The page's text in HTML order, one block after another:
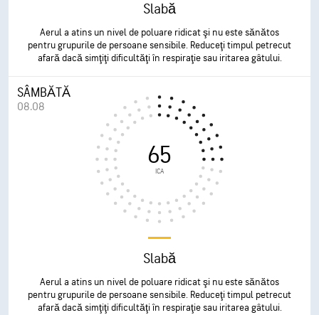
Slabă
Aerul a atins un nivel de poluare ridicat şi nu este sănătos
pentru grupurile de persoane sensibile. Reduceţi timpul petrecut
afară dacă simţiţi dificultăţi în respiraţie sau iritarea gâtului.
SÂMBĂTĂ
08.08
65
ICA
Slabă
Aerul a atins un nivel de poluare ridicat şi nu este sănătos
pentru grupurile de persoane sensibile. Reduceţi timpul petrecut
afară dacă simţiţi dificultăţi în respiraţie sau iritarea gâtului.